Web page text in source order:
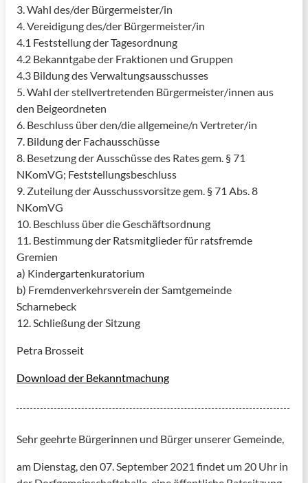
3. Wahl des/der Bürgermeister/in
4. Vereidigung des/der Bürgermeister/in
4.1 Feststellung der Tagesordnung
4.2 Bekanntgabe der Fraktionen und Gruppen
4.3 Bildung des Verwaltungsausschusses
5. Wahl der stellvertretenden Bürgermeister/innen aus
den Beigeordneten
6. Beschluss über den/die allgemeine/n Vertreter/in
7. Bildung der Fachausschüsse
8. Besetzung der Ausschüsse des Rates gem. § 71
NKomVG; Feststellungsbeschluss
9. Zuteilung der Ausschussvorsitze gem. § 71 Abs. 8
NKomVG
10. Beschluss über die Geschäftsordnung
11. Bestimmung der Ratsmitglieder für ratsfremde
Gremien
a) Kindergartenkuratorium
b) Fremdenverkehrsverein der Samtgemeinde
Scharnebeck
12. Schließung der Sitzung
Petra Brosseit
Download der Bekanntmachung
Sehr geehrte Bürgerinnen und Bürger unserer Gemeinde,
am Dienstag, den 07. September 2021 findet um 20 Uhr in